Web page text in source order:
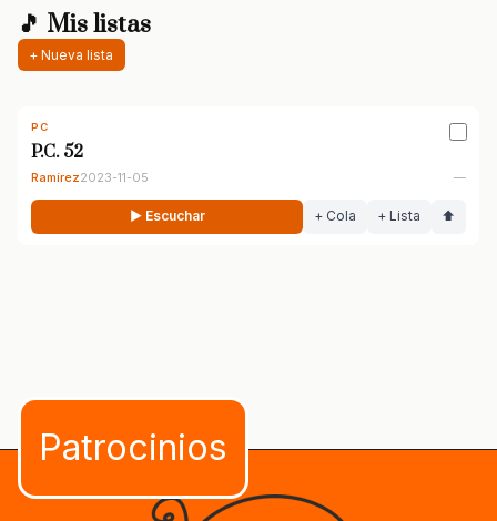
🎵 Mis listas
+ Nueva lista
PC
P.C. 52
Ramírez2023-11-05 —
▶ Escuchar + Cola + Lista ⬆